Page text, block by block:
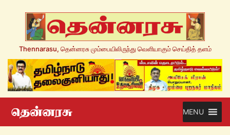
Thennarasu, தென்னரசு மும்பையிலிருந்து வெளியாகும் செய்தித் தளம்
MENU